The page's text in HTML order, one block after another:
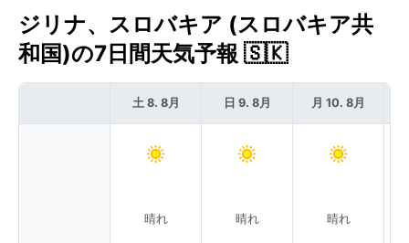
ジリナ、スロバキア (スロバキア共
和国)の7日間天気予報 🇸🇰
土 8. 8月
晴れ
日 9. 8月
晴れ
月 10. 8月
晴れ